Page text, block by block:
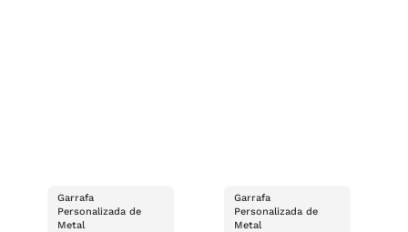
Garrafa
Personalizada de
Metal
Garrafa
Personalizada de
Metal